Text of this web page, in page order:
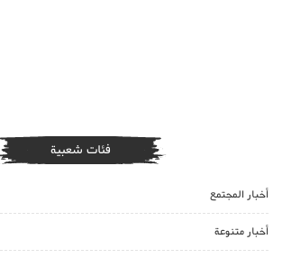
فئات شعبية
أخبار المجتمع
أخبار متنوعة